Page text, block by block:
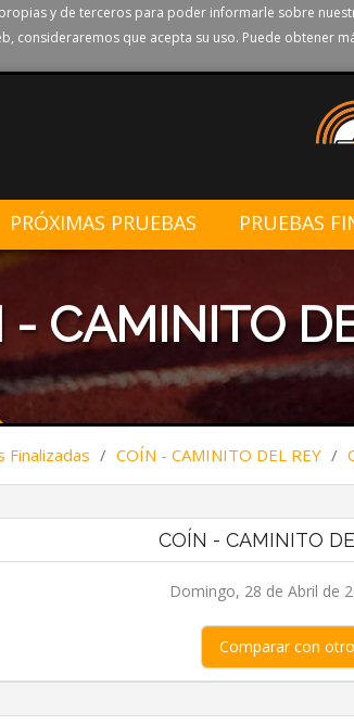
y de terceros para poder informarle sobre
consideraremos que acepta su uso. Puede obtener
PRÓXIMAS PRUEBAS PRUEBAS
- CAMINITO
Finalizadas / COÍN - CAMINITO DEL REY /
COÍN - CAMINITO
Domingo, 28 de Abril de
Comparar con